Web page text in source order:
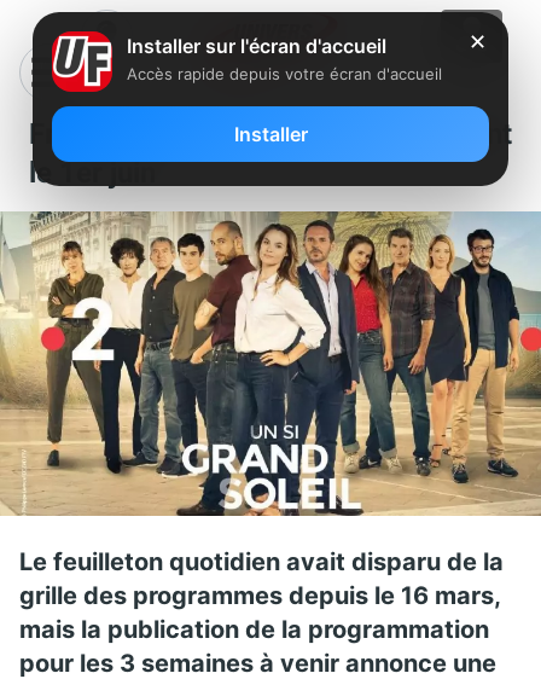
France 2 : “Un si grand soleil” revient
le 1er juin
Le feuilleton quotidien avait disparu de la
grille des programmes depuis le 16 mars,
mais la publication de la programmation
pour les 3 semaines à venir annonce une
✕
Installer sur l'écran d'accueil
Accès rapide depuis votre écran d'accueil
Installer